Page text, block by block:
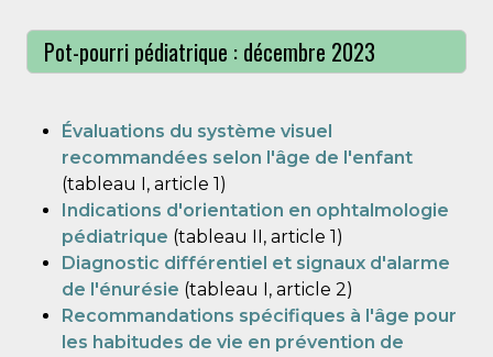
Pot-pourri pédiatrique : décembre 2023
Évaluations du système visuel
recommandées selon l'âge de l'enfant
(tableau I, article 1)
Indications d'orientation en ophtalmologie
pédiatrique (tableau II, article 1)
Diagnostic différentiel et signaux d'alarme
de l'énurésie (tableau I, article 2)
Recommandations spécifiques à l'âge pour
les habitudes de vie en prévention de